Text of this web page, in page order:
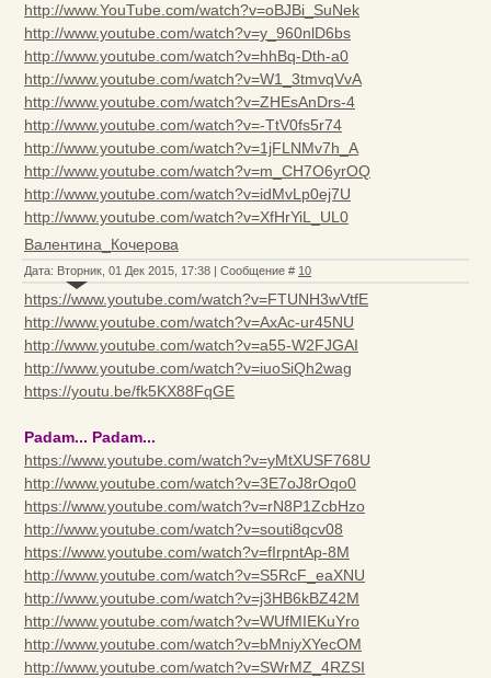
http://www.YouTube.com/watch?v=oBJBi_SuNek
http://www.youtube.com/watch?v=y_960nlD6bs
http://www.youtube.com/watch?v=hhBq-Dth-a0
http://www.youtube.com/watch?v=W1_3tmvqVvA
http://www.youtube.com/watch?v=ZHEsAnDrs-4
http://www.youtube.com/watch?v=-TtV0fs5r74
http://www.youtube.com/watch?v=1jFLNMv7h_A
http://www.youtube.com/watch?v=m_CH7O6yrOQ
http://www.youtube.com/watch?v=idMvLp0ej7U
http://www.youtube.com/watch?v=XfHrYiL_UL0
Валентина_Кочерова
Дата: Вторник, 01 Дек 2015, 17:38 | Сообщение # 10
https://www.youtube.com/watch?v=FTUNH3wVtfE
http://www.youtube.com/watch?v=AxAc-ur45NU
http://www.youtube.com/watch?v=a55-W2FJGAI
http://www.youtube.com/watch?v=iuoSiQh2wag
https://youtu.be/fk5KX88FqGE
Padam... Padam...
https://www.youtube.com/watch?v=yMtXUSF768U
http://www.youtube.com/watch?v=3E7oJ8rOqo0
https://www.youtube.com/watch?v=rN8P1ZcbHzo
http://www.youtube.com/watch?v=souti8qcv08
https://www.youtube.com/watch?v=fIrpntAp-8M
http://www.youtube.com/watch?v=S5RcF_eaXNU
http://www.youtube.com/watch?v=j3HB6kBZ42M
http://www.youtube.com/watch?v=WUfMIEKuYro
http://www.youtube.com/watch?v=bMniyXYecOM
http://www.youtube.com/watch?v=SWrMZ_4RZSI